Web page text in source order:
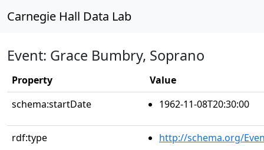
Carnegie Hall Data Lab
Event: Grace Bumbry, Soprano
Property
Value
schema:startDate
1962-11-08T20:30:00
rdf:type http://schema.org/